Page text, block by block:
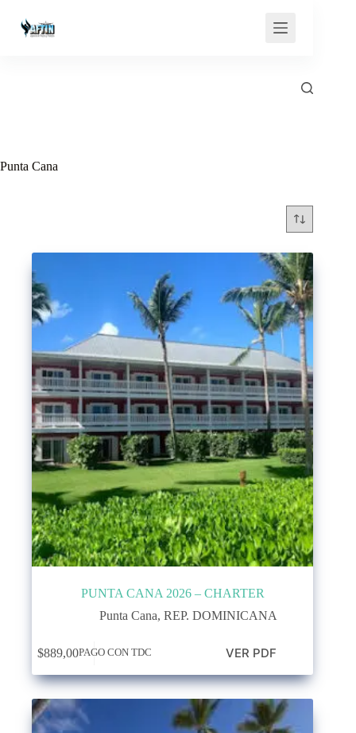
contenido
Punta Cana
PUNTA CANA 2026 – CHARTER
Punta Cana,REP. DOMINICANA
$889,00PAGO CON TDC VER PDF